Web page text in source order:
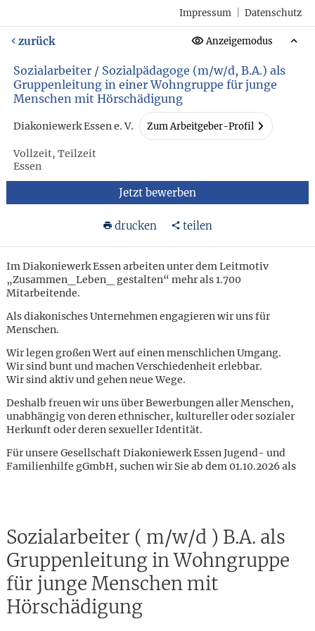
Impressum Datenschutz
zurück Anzeigemodus
Sozialarbeiter / Sozialpädagoge (m/w/d, B.A.) als
Gruppenleitung in einer Wohngruppe für junge
Menschen mit Hörschädigung
Diakoniewerk Essen e. V. Zum Arbeitgeber-Profil
Vollzeit, Teilzeit
Essen
Jetzt bewerben
drucken teilen
Im Diakoniewerk Essen arbeiten unter dem Leitmotiv
„Zusammen_Leben_ gestalten“ mehr als 1.700
Mitarbeitende.
Als diakonisches Unternehmen engagieren wir uns für
Menschen.
Wir legen großen Wert auf einen menschlichen Umgang.
Wir sind bunt und machen Verschiedenheit erlebbar.
Wir sind aktiv und gehen neue Wege.
Deshalb freuen wir uns über Bewerbungen aller Menschen,
unabhängig von deren ethnischer, kultureller oder sozialer
Herkunft oder deren sexueller Identität.
Für unsere Gesellschaft Diakoniewerk Essen Jugend- und
Familienhilfe gGmbH, suchen wir Sie ab dem 01.10.2026 als
Sozialarbeiter ( m/w/d ) B.A. als
Gruppenleitung in Wohngruppe
für junge Menschen mit
Hörschädigung
Karte anzeigen